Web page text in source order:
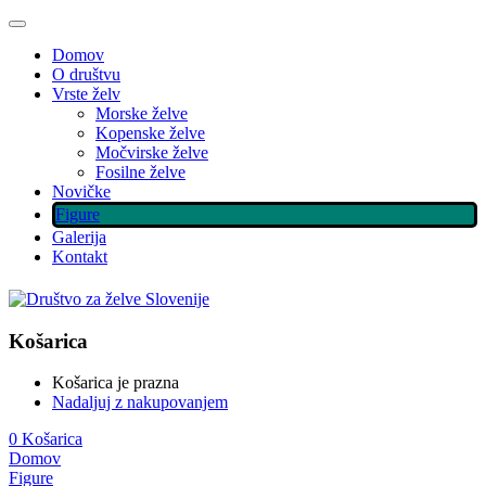
Domov
O društvu
Vrste želv
Morske želve
Kopenske želve
Močvirske želve
Fosilne želve
Novičke
Figure
Galerija
Kontakt
Košarica
Košarica je prazna
Nadaljuj z nakupovanjem
0 Košarica
Domov
Figure